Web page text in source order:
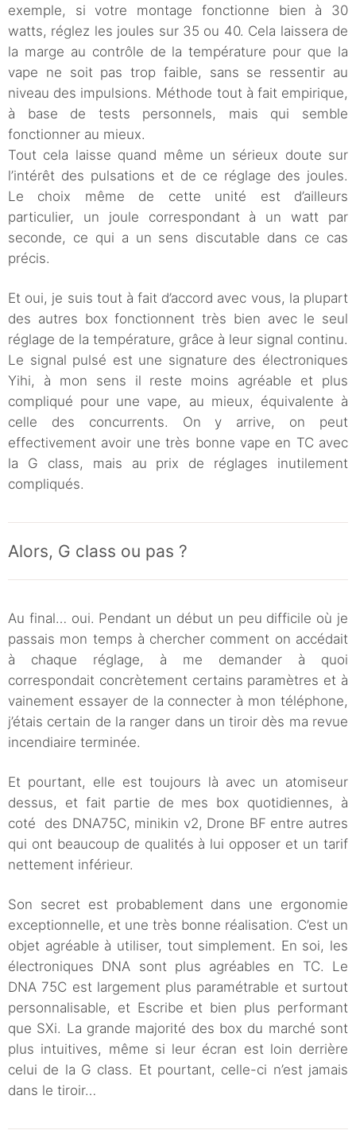
exemple, si votre montage fonctionne bien à 30
watts, réglez les joules sur 35 ou 40. Cela laissera de
la marge au contrôle de la température pour que la
vape ne soit pas trop faible, sans se ressentir au
niveau des impulsions. Méthode tout à fait empirique,
à base de tests personnels, mais qui semble
fonctionner au mieux.
Tout cela laisse quand même un sérieux doute sur
l’intérêt des pulsations et de ce réglage des joules.
Le choix même de cette unité est d’ailleurs
particulier, un joule correspondant à un watt par
seconde, ce qui a un sens discutable dans ce cas
précis.
Et oui, je suis tout à fait d’accord avec vous, la plupart
des autres box fonctionnent très bien avec le seul
réglage de la température, grâce à leur signal continu.
Le signal pulsé est une signature des électroniques
Yihi, à mon sens il reste moins agréable et plus
compliqué pour une vape, au mieux, équivalente à
celle des concurrents. On y arrive, on peut
effectivement avoir une très bonne vape en TC avec
la G class, mais au prix de réglages inutilement
compliqués.
Alors, G class ou pas ?
Au final… oui. Pendant un début un peu difficile où je
passais mon temps à chercher comment on accédait
à chaque réglage, à me demander à quoi
correspondait concrètement certains paramètres et à
vainement essayer de la connecter à mon téléphone,
j’étais certain de la ranger dans un tiroir dès ma revue
incendiaire terminée.
Et pourtant, elle est toujours là avec un atomiseur
dessus, et fait partie de mes box quotidiennes, à
coté des DNA75C, minikin v2, Drone BF entre autres
qui ont beaucoup de qualités à lui opposer et un tarif
nettement inférieur.
Son secret est probablement dans une ergonomie
exceptionnelle, et une très bonne réalisation. C’est un
objet agréable à utiliser, tout simplement. En soi, les
électroniques DNA sont plus agréables en TC. Le
DNA 75C est largement plus paramétrable et surtout
personnalisable, et Escribe et bien plus performant
que SXi. La grande majorité des box du marché sont
plus intuitives, même si leur écran est loin derrière
celui de la G class. Et pourtant, celle-ci n’est jamais
dans le tiroir…